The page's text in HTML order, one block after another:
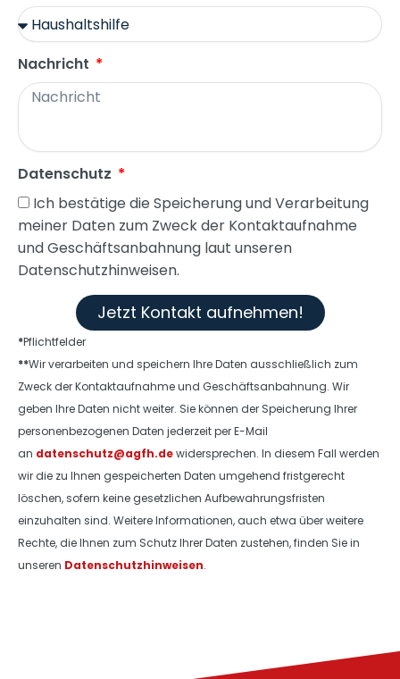
Nachricht
Datenschutz
Ich bestätige die Speicherung und Verarbeitung
meiner Daten zum Zweck der Kontaktaufnahme
und Geschäftsanbahnung laut unseren
Datenschutzhinweisen.
Jetzt Kontakt aufnehmen!
*Pflichtfelder
**Wir verarbeiten und speichern Ihre Daten ausschließlich zum
Zweck der Kontaktaufnahme und Geschäftsanbahnung. Wir
geben Ihre Daten nicht weiter. Sie können der Speicherung Ihrer
personenbezogenen Daten jederzeit per E-Mail
an datenschutz@agfh.dewidersprechen. In diesem Fall werden
wir die zu Ihnen gespeicherten Daten umgehend fristgerecht
löschen, sofern keine gesetzlichen Aufbewahrungsfristen
einzuhalten sind. Weitere Informationen, auch etwa über weitere
Rechte, die Ihnen zum Schutz Ihrer Daten zustehen, finden Sie in
unseren Datenschutzhinweisen.